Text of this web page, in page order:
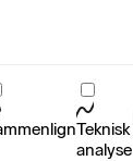
Teknisk
analyse